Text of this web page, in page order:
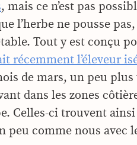
, mais ce n’est pas
l’herbe ne pousse
Tout y est conçu
récemment l’éleveur
de mars, un peu plus
dans les zones
Celles-ci trouvent
peu comme nous avec